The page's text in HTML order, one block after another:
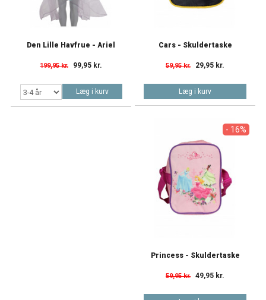
Den Lille Havfrue - Ariel
199,95 kr. 99,95 kr.
Læg i kurv
Cars - Skuldertaske
59,95 kr. 29,95 kr.
Læg i kurv
- 16%
Princess - Skuldertaske
59,95 kr. 49,95 kr.